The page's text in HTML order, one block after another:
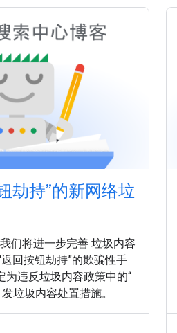
劫持”的新网络垃
们将进一步完善 垃圾内容
回按钮劫持”的欺骗性手
违反垃圾内容政策中的“
垃圾内容处置措施。